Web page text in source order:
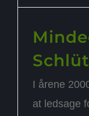
I årene
at ledsage